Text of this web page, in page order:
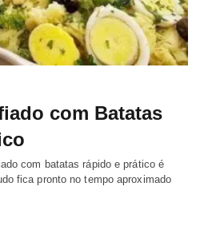
com Batatas
com batatas rápido e prático é
fica pronto no tempo aproximado